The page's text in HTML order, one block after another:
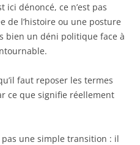
ici dénoncé, ce n’est pas
de l’histoire ou une posture
bien un déni politique face à
faut reposer les termes
ce que signifie réellement
pas une simple transition : il